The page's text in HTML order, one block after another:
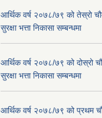
आर्थिक वर्ष २०७८/७९ को तेस्रो
सुरक्षा भत्ता निकासा सम्बन्धमा
आर्थिक वर्ष २०७८/७९ को दोस्रो
सुरक्षा भत्ता निकासा सम्बन्धमा
आर्थिक वर्ष २०७८/७९ को प्रथम